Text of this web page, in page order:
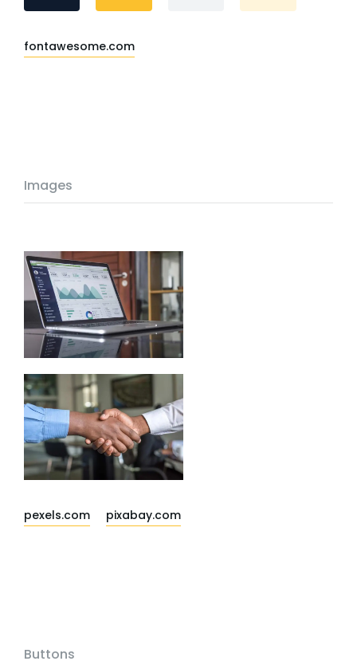
fontawesome.com
Images
pexels.com pixabay.com
Buttons